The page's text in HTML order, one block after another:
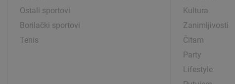
Ostali sportovi
Borilački sportovi
Tenis
Kultura
Zanimljivosti
Čitam
Party
Lifestyle